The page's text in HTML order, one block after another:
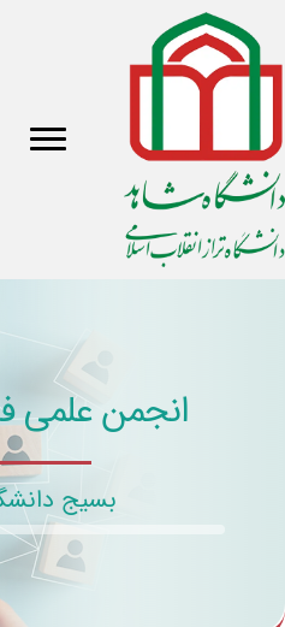
انجمن علمی
بسیج